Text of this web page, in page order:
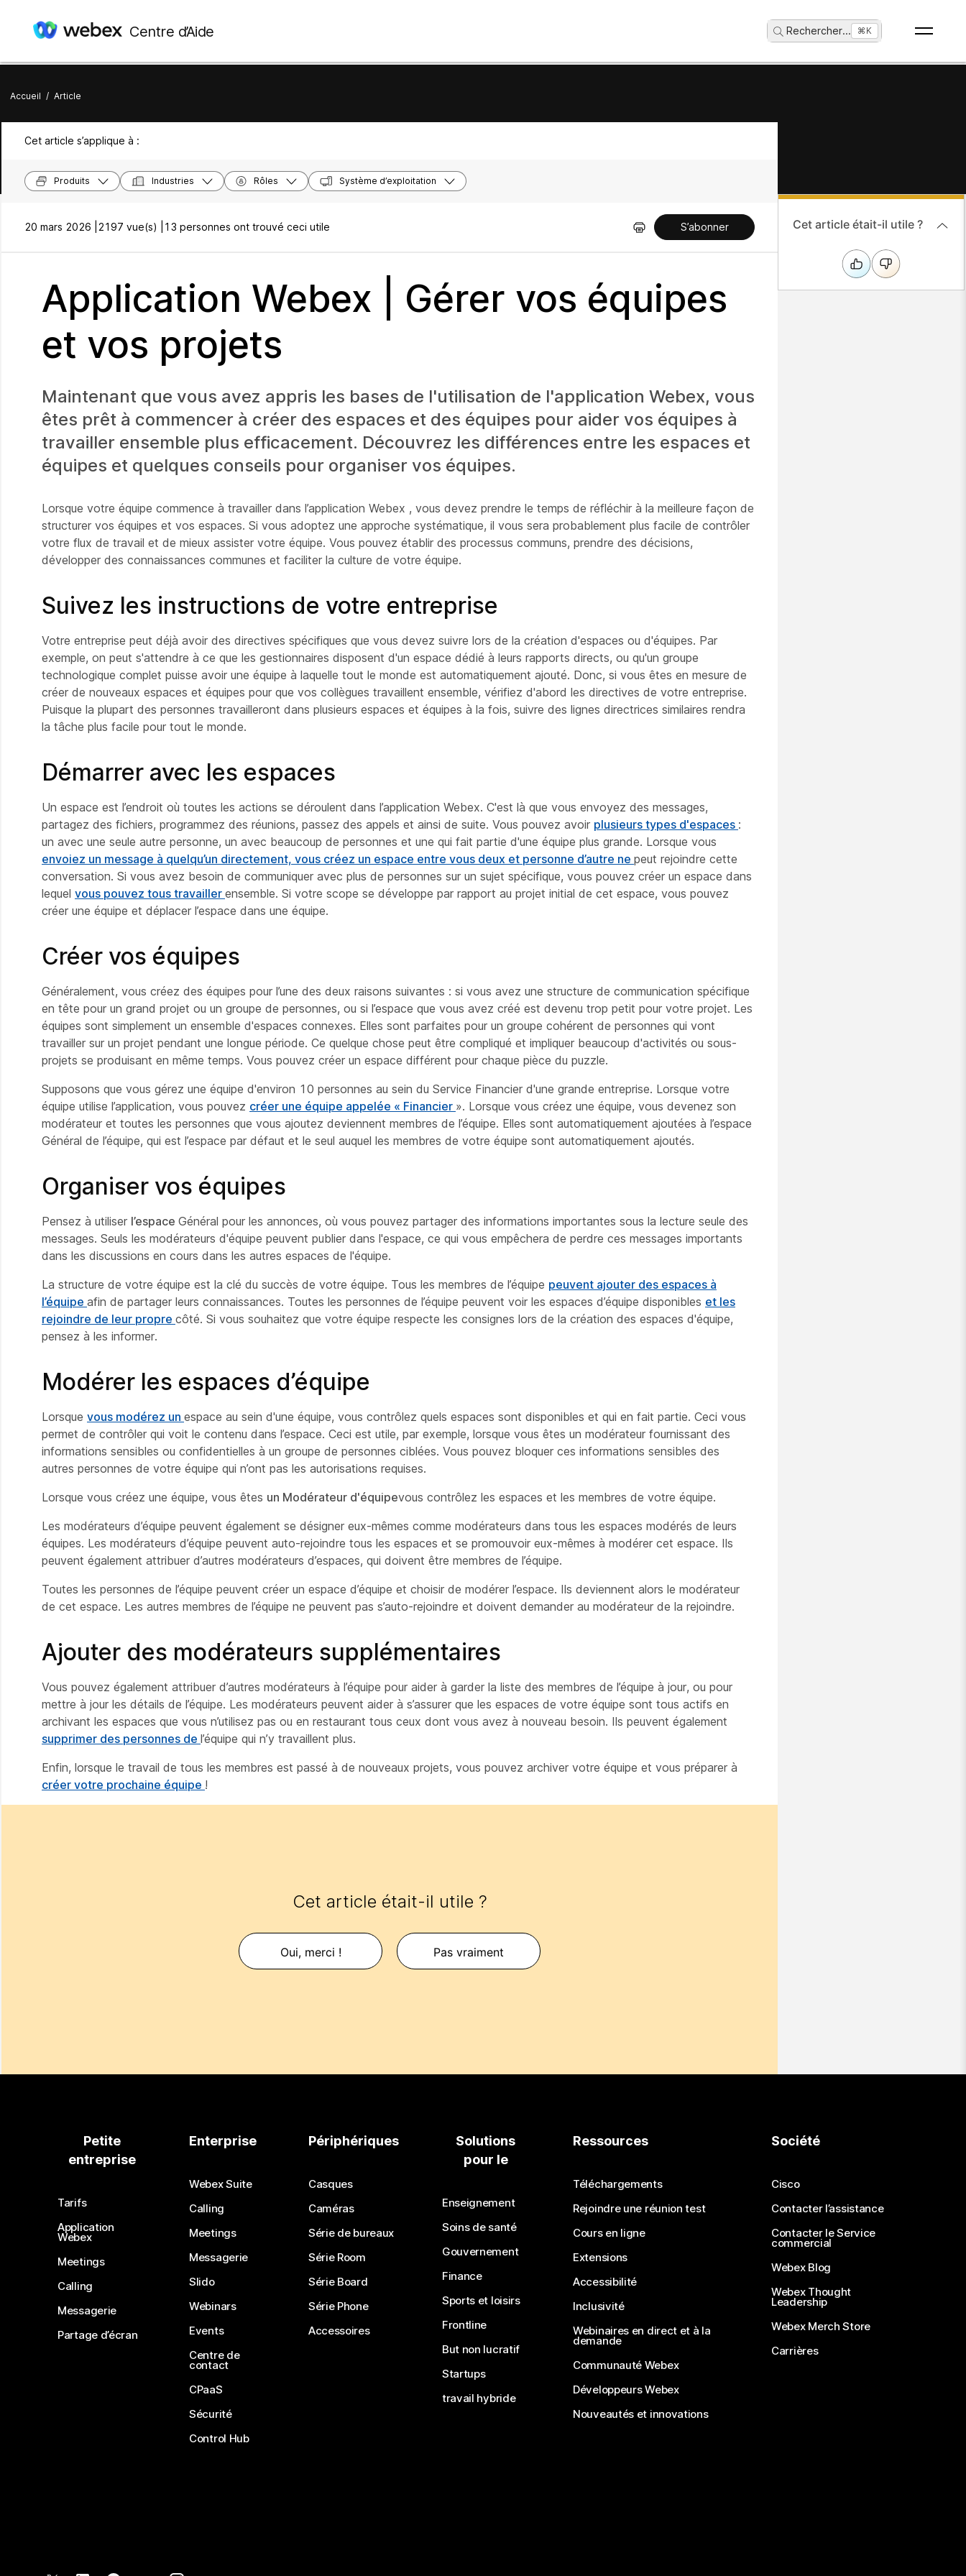
Centre d’Aide Rechercher... ⌘K
Accueil / Article
Cet article s’applique à :
Produits Industries Rôles Système d’exploitation
20 mars 2026 | 2197 vue(s) | 13 personnes ont trouvé ceci utile S’abonner
Application Webex | Gérer vos équipes
et vos projets
Maintenant que vous avez appris les bases de l'utilisation de l'application Webex, vous
êtes prêt à commencer à créer des espaces et des équipes pour aider vos équipes à
travailler ensemble plus efficacement. Découvrez les différences entre les espaces et
équipes et quelques conseils pour organiser vos équipes.
Lorsque votre équipe commence à travailler dans l’application Webex , vous devez prendre le temps de réfléchir à la meilleure façon de
structurer vos équipes et vos espaces. Si vous adoptez une approche systématique, il vous sera probablement plus facile de contrôler
votre flux de travail et de mieux assister votre équipe. Vous pouvez établir des processus communs, prendre des décisions,
développer des connaissances communes et faciliter la culture de votre équipe.
Suivez les instructions de votre entreprise
Votre entreprise peut déjà avoir des directives spécifiques que vous devez suivre lors de la création d'espaces ou d'équipes. Par
exemple, on peut s'attendre à ce que les gestionnaires disposent d'un espace dédié à leurs rapports directs, ou qu'un groupe
technologique complet puisse avoir une équipe à laquelle tout le monde est automatiquement ajouté. Donc, si vous êtes en mesure de
créer de nouveaux espaces et équipes pour que vos collègues travaillent ensemble, vérifiez d'abord les directives de votre entreprise.
Puisque la plupart des personnes travailleront dans plusieurs espaces et équipes à la fois, suivre des lignes directrices similaires rendra
la tâche plus facile pour tout le monde.
Démarrer avec les espaces
Un espace est l’endroit où toutes les actions se déroulent dans l’application Webex. C'est là que vous envoyez des messages,
partagez des fichiers, programmez des réunions, passez des appels et ainsi de suite. Vous pouvez avoir plusieurs types d'espaces :
un avec une seule autre personne, un avec beaucoup de personnes et une qui fait partie d'une équipe plus grande. Lorsque vous
envoiez un message à quelqu’un directement, vous créez un espace entre vous deux et personne d’autre ne peut rejoindre cette
conversation. Si vous avez besoin de communiquer avec plus de personnes sur un sujet spécifique, vous pouvez créer un espace dans
lequel vous pouvez tous travailler ensemble. Si votre scope se développe par rapport au projet initial de cet espace, vous pouvez
créer une équipe et déplacer l’espace dans une équipe.
Créer vos équipes
Généralement, vous créez des équipes pour l’une des deux raisons suivantes : si vous avez une structure de communication spécifique
en tête pour un grand projet ou un groupe de personnes, ou si l’espace que vous avez créé est devenu trop petit pour votre projet. Les
équipes sont simplement un ensemble d'espaces connexes. Elles sont parfaites pour un groupe cohérent de personnes qui vont
travailler sur un projet pendant une longue période. Ce quelque chose peut être compliqué et impliquer beaucoup d'activités ou sous-
projets se produisant en même temps. Vous pouvez créer un espace différent pour chaque pièce du puzzle.
Supposons que vous gérez une équipe d'environ 10 personnes au sein du Service Financier d'une grande entreprise. Lorsque votre
équipe utilise l’application, vous pouvez créer une équipe appelée « Financier ». Lorsque vous créez une équipe, vous devenez son
modérateur et toutes les personnes que vous ajoutez deviennent membres de l’équipe. Elles sont automatiquement ajoutées à l’espace
Général de l’équipe, qui est l’espace par défaut et le seul auquel les membres de votre équipe sont automatiquement ajoutés.
Organiser vos équipes
Pensez à utiliser l’espace Général pour les annonces, où vous pouvez partager des informations importantes sous la lecture seule des
messages. Seuls les modérateurs d'équipe peuvent publier dans l'espace, ce qui vous empêchera de perdre ces messages importants
dans les discussions en cours dans les autres espaces de l'équipe.
La structure de votre équipe est la clé du succès de votre équipe. Tous les membres de l’équipe peuvent ajouter des espaces à
l’équipe afin de partager leurs connaissances. Toutes les personnes de l’équipe peuvent voir les espaces d’équipe disponibles et les
rejoindre de leur propre côté. Si vous souhaitez que votre équipe respecte les consignes lors de la création des espaces d'équipe,
pensez à les informer.
Modérer les espaces d’équipe
Lorsque vous modérez un espace au sein d'une équipe, vous contrôlez quels espaces sont disponibles et qui en fait partie. Ceci vous
permet de contrôler qui voit le contenu dans l’espace. Ceci est utile, par exemple, lorsque vous êtes un modérateur fournissant des
informations sensibles ou confidentielles à un groupe de personnes ciblées. Vous pouvez bloquer ces informations sensibles des
autres personnes de votre équipe qui n’ont pas les autorisations requises.
Lorsque vous créez une équipe, vous êtes un Modérateur d'équipevous contrôlez les espaces et les membres de votre équipe.
Les modérateurs d’équipe peuvent également se désigner eux-mêmes comme modérateurs dans tous les espaces modérés de leurs
équipes. Les modérateurs d’équipe peuvent auto-rejoindre tous les espaces et se promouvoir eux-mêmes à modérer cet espace. Ils
peuvent également attribuer d’autres modérateurs d’espaces, qui doivent être membres de l’équipe.
Toutes les personnes de l’équipe peuvent créer un espace d’équipe et choisir de modérer l’espace. Ils deviennent alors le modérateur
de cet espace. Les autres membres de l’équipe ne peuvent pas s’auto-rejoindre et doivent demander au modérateur de la rejoindre.
Ajouter des modérateurs supplémentaires
Vous pouvez également attribuer d’autres modérateurs à l’équipe pour aider à garder la liste des membres de l’équipe à jour, ou pour
mettre à jour les détails de l’équipe. Les modérateurs peuvent aider à s’assurer que les espaces de votre équipe sont tous actifs en
archivant les espaces que vous n’utilisez pas ou en restaurant tous ceux dont vous avez à nouveau besoin. Ils peuvent également
supprimer des personnes de l’équipe qui n’y travaillent plus.
Enfin, lorsque le travail de tous les membres est passé à de nouveaux projets, vous pouvez archiver votre équipe et vous préparer à
créer votre prochaine équipe !
Cet article était-il utile ?
Oui, merci ! Pas vraiment
Cet article était-il utile ?
Petite
entreprise
Tarifs
Application
Webex
Meetings
Calling
Messagerie
Partage d’écran
Enterprise
Webex Suite
Calling
Meetings
Messagerie
Slido
Webinars
Events
Centre de
contact
CPaaS
Sécurité
Control Hub
Périphériques
Casques
Caméras
Série de bureaux
Série Room
Série Board
Série Phone
Accessoires
Solutions
pour le
Enseignement
Soins de santé
Gouvernement
Finance
Sports et loisirs
Frontline
But non lucratif
Startups
travail hybride
Ressources
Téléchargements
Rejoindre une réunion test
Cours en ligne
Extensions
Accessibilité
Inclusivité
Webinaires en direct et à la
demande
Communauté Webex
Développeurs Webex
Nouveautés et innovations
Société
Cisco
Contacter l’assistance
Contacter le Service
commercial
Webex Blog
Webex Thought
Leadership
Webex Merch Store
Carrières